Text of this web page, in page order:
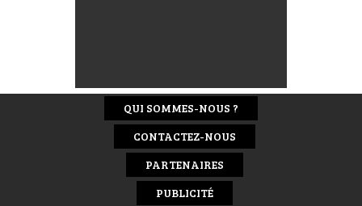
QUI SOMMES-NOUS ?
CONTACTEZ-NOUS
PARTENAIRES
PUBLICITÉ